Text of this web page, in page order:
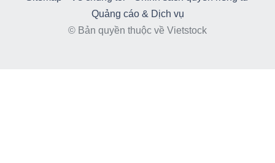
Quảng cáo & Dịch vụ
© Bản quyền thuộc về Vietstock